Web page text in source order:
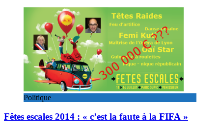
Politique
Fêtes escales 2014 : « c’est la faute à la FIFA »